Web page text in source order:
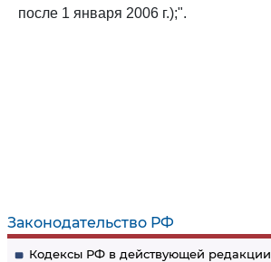
Законодательство РФ
Кодексы РФ в действующей редакции
после 1 января 2006 г.);".